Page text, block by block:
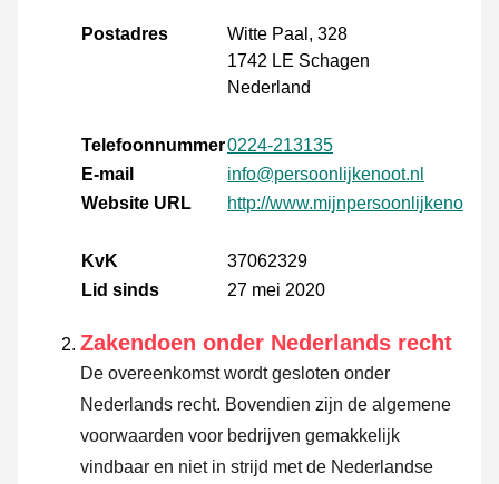
Postadres
Witte Paal, 328
1742 LE Schagen
Nederland
Telefoonnummer0224-213135
E-mail
info@persoonlijkenoot.nl
Website URL
http://www.mijnpersoonlijkenoot.nl
KvK
37062329
Lid sinds
27 mei 2020
Zakendoen onder Nederlands recht
De overeenkomst wordt gesloten onder
Nederlands recht. Bovendien zijn de algemene
voorwaarden voor bedrijven gemakkelijk
vindbaar en niet in strijd met de Nederlandse